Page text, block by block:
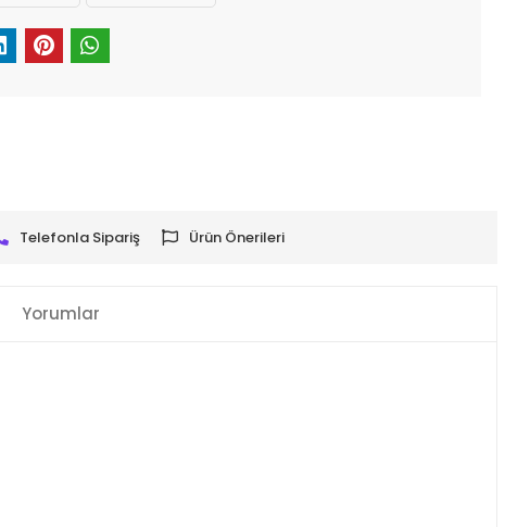
Telefonla Sipariş Ürün Önerileri
Yorumlar